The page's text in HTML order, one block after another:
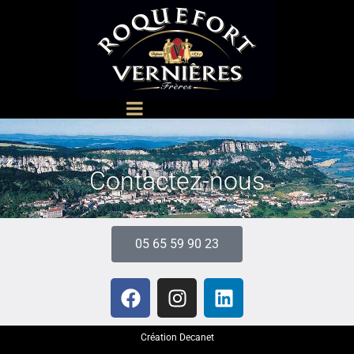
Contactez-nous
05 65 59 90 23
Création Decanet